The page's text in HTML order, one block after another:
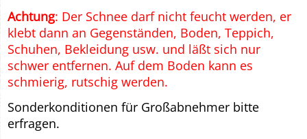
Achtung: Der Schnee darf nicht feucht werden, er
klebt dann an Gegenständen, Boden, Teppich,
Schuhen, Bekleidung usw. und läßt sich nur
schwer entfernen. Auf dem Boden kann es
schmierig, rutschig werden.
Sonderkonditionen für Großabnehmer bitte
erfragen.